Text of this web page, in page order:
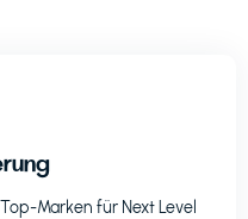
Marken für Next Level